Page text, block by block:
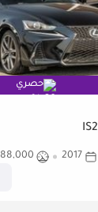
حصري
2017
88,000 كيلومتر